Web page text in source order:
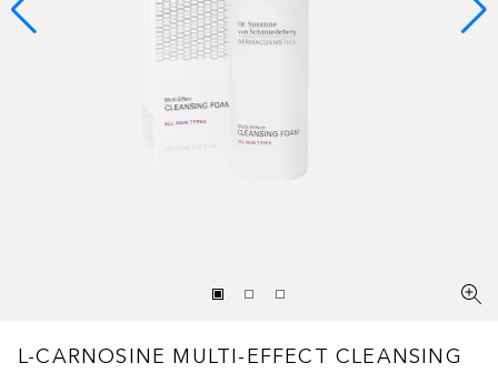
L-CARNOSINE MULTI-EFFECT CLEANSING